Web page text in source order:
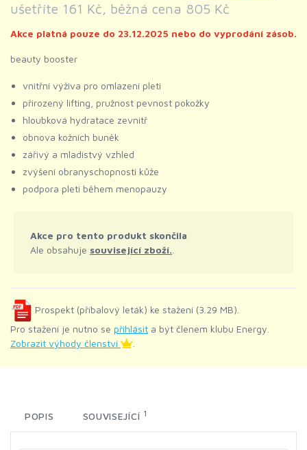
ušetříte 161 Kč, běžná cena 805 Kč
Akce platná pouze do 23.12.2025 nebo do vyprodání zásob.
beauty booster
vnitřní výživa pro omlazení pleti
přirozený lifting, pružnost pevnost pokožky
hloubková hydratace zevnitř
obnova kožních buněk
zářivý a mladistvý vzhled
zvýšení obranyschopnosti kůže
podpora pleti během menopauzy
Akce pro tento produkt skončila
Ale obsahuje související zboží.
Prospekt (příbalový leták) ke stažení (3.29 MB).
Pro stažení je nutno se přihlásit a být členem klubu Energy.
Zobrazit výhody členství
POPIS SOUVISEJÍCÍ 1